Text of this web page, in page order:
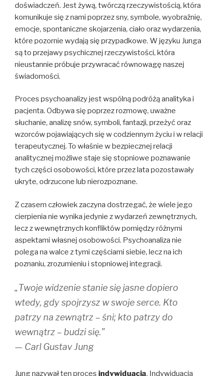
doświadczeń. Jest żywą, twórczą rzeczywistością, która
komunikuje się z nami poprzez sny, symbole, wyobraźnię,
emocje, spontaniczne skojarzenia, ciało oraz wydarzenia,
które pozornie wydają się przypadkowe. W języku Junga
są to przejawy psychicznej rzeczywistości, która
nieustannie próbuje przywracać równowagę naszej
świadomości.
Proces psychoanalizy jest wspólną podróżą analityka i
pacjenta. Odbywa się poprzez rozmowę, uważne
słuchanie, analizę snów, symboli, fantazji, przeżyć oraz
wzorców pojawiających się w codziennym życiu i w relacji
terapeutycznej. To właśnie w bezpiecznej relacji
analitycznej możliwe staje się stopniowe poznawanie
tych części osobowości, które przez lata pozostawały
ukryte, odrzucone lub nierozpoznane.
Z czasem człowiek zaczyna dostrzegać, że wiele jego
cierpienia nie wynika jedynie z wydarzeń zewnętrznych,
lecz z wewnętrznych konfliktów pomiędzy różnymi
aspektami własnej osobowości. Psychoanaliza nie
polega na walce z tymi częściami siebie, lecz na ich
poznaniu, zrozumieniu i stopniowej integracji.
„Twoje widzenie stanie się jasne dopiero
wtedy, gdy spojrzysz w swoje serce. Kto
patrzy na zewnątrz – śni; kto patrzy do
wewnątrz – budzi się.”
— Carl Gustav Jung
Jung nazywał ten proces indywiduacją. Indywiduacja